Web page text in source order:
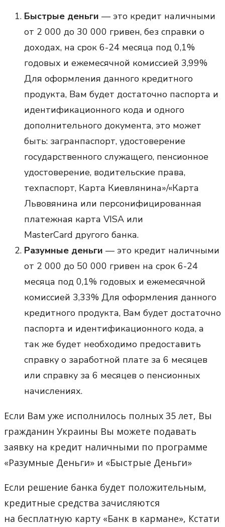
Быстрые деньги — это кредит наличными
от 2 000 до 30 000 гривен, без справки о
доходах, на срок 6-24 месяца под 0,1%
годовых и ежемесячной комиссией 3,99%
Для оформления данного кредитного
продукта, Вам будет достаточно паспорта и
идентификационного кода и одного
дополнительного документа, это может
быть: загранпаспорт, удостоверение
государственного служащего, пенсионное
удостоверение, водительские права,
техпаспорт, Карта Киевлянина»/«Карта
Львовянина или персонифицированная
платежная карта VISA или
MasterCard другого банка.
Разумные деньги — это кредит наличными
от 2 000 до 50 000 гривен на срок 6-24
месяца под 0,1% годовых и ежемесячной
комиссией 3,33% Для оформления данного
кредитного продукта, Вам будет достаточно
паспорта и идентификационного кода, а
так же будет необходимо предоставить
справку о заработной плате за 6 месяцев
или справку за 6 месяцев о пенсионных
начислениях.
Если Вам уже исполнилось полных 35 лет, Вы
гражданин Украины Вы можете подавать
заявку на кредит наличными по программе
«Разумные Деньги» и «Быстрые Деньги»
Если решение банка будет положительным,
кредитные средства зачисляются
на бесплатную карту «Банк в кармане», Кстати